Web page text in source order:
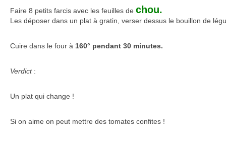
Faire 8 petits farcis avec les feuilles de chou.
Les déposer dans un plat à gratin, verser dessus le bouillon de
Cuire dans le four à 160° pendant 30 minutes.
Verdict :
Un plat qui change !
Si on aime on peut mettre des tomates confites !